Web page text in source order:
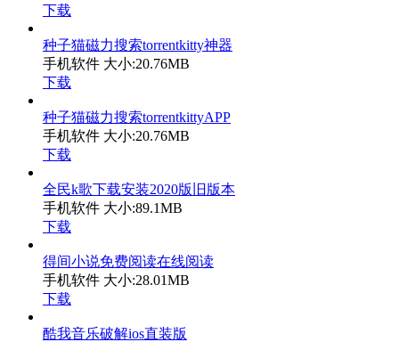
下载
种子猫磁力搜索torrentkitty神器
手机软件 大小:20.76MB
下载
种子猫磁力搜索torrentkittyAPP
手机软件 大小:20.76MB
下载
全民k歌下载安装2020版旧版本
手机软件 大小:89.1MB
下载
得间小说免费阅读在线阅读
手机软件 大小:28.01MB
下载
酷我音乐破解ios直装版